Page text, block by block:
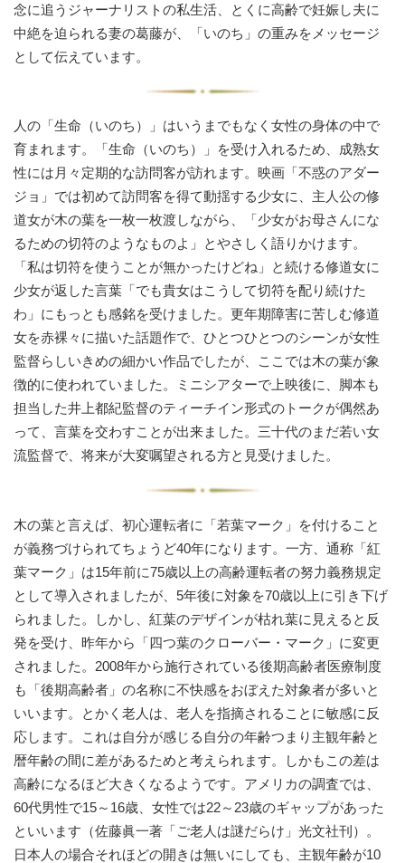
念に追うジャーナリストの私生活、とくに高齢で妊娠し夫に
中絶を迫られる妻の葛藤が、「いのち」の重みをメッセージ
として伝えています。
人の「生命（いのち）」はいうまでもなく女性の身体の中で
育まれます。「生命（いのち）」を受け入れるため、成熟女
性には月々定期的な訪問客が訪れます。映画「不惑のアダー
ジョ」では初めて訪問客を得て動揺する少女に、主人公の修
道女が木の葉を一枚一枚渡しながら、「少女がお母さんにな
るための切符のようなものよ」とやさしく語りかけます。
「私は切符を使うことが無かったけどね」と続ける修道女に
少女が返した言葉「でも貴女はこうして切符を配り続けた
わ」にもっとも感銘を受けました。更年期障害に苦しむ修道
女を赤裸々に描いた話題作で、ひとつひとつのシーンが女性
監督らしいきめの細かい作品でしたが、ここでは木の葉が象
徴的に使われていました。ミニシアターで上映後に、脚本も
担当した井上都紀監督のティーチイン形式のトークが偶然あ
って、言葉を交わすことが出来ました。三十代のまだ若い女
流監督で、将来が大変嘱望される方と見受けました。
木の葉と言えば、初心運転者に「若葉マーク」を付けること
が義務づけられてちょうど40年になります。一方、通称「紅
葉マーク」は15年前に75歳以上の高齢運転者の努力義務規定
として導入されましたが、5年後に対象を70歳以上に引き下げ
られました。しかし、紅葉のデザインが枯れ葉に見えると反
発を受け、昨年から「四つ葉のクローバー・マーク」に変更
されました。2008年から施行されている後期高齢者医療制度
も「後期高齢者」の名称に不快感をおぼえた対象者が多いと
いいます。とかく老人は、老人を指摘されることに敏感に反
応します。これは自分が感じる自分の年齢つまり主観年齢と
暦年齢の間に差があるためと考えられます。しかもこの差は
高齢になるほど大きくなるようです。アメリカの調査では、
60代男性で15～16歳、女性では22～23歳のギャップがあった
といいます（佐藤眞一著「ご老人は謎だらけ」光文社刊）。
日本人の場合それほどの開きは無いにしても、主観年齢が10